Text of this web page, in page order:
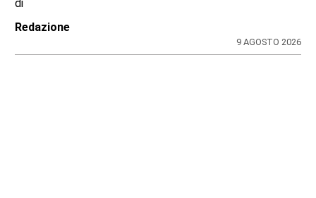
di
Redazione
9 AGOSTO 2026